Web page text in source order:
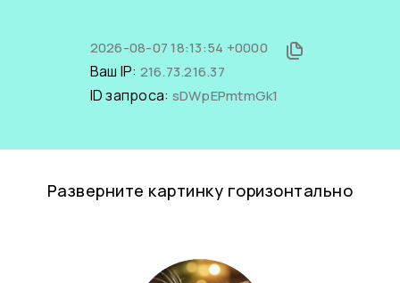
2026-08-07 18:13:54 +0000
Ваш IP: 216.73.216.37
ID запроса: sDWpEPmtmGk1
Разверните картинку горизонтально